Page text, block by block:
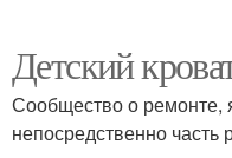
Детский
Сообщество о ремонте,
непосредственно часть